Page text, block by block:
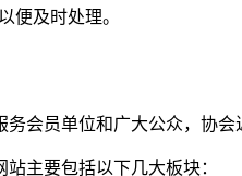
便及时处理。
会员单位和广大公众，协会
主要包括以下几大板块：